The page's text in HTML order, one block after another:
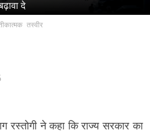
दे
तस्वीर
रस्तोगी ने कहा कि राज्य सरकार का